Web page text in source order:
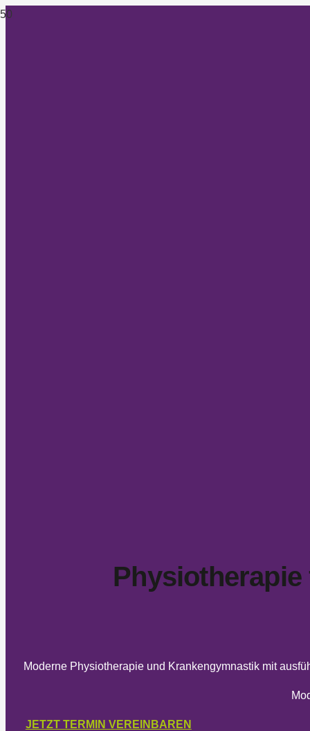
Moderne Physiotherapie und Krankengymnastik mit
JETZT TERMIN VEREINBAREN